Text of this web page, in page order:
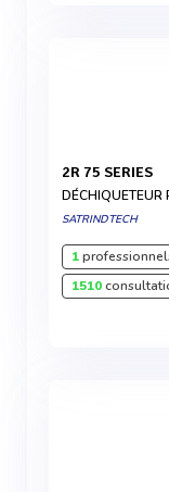
2R 75 SERIES
DÉCHIQUETEUR
SATRINDTECH
1
1510